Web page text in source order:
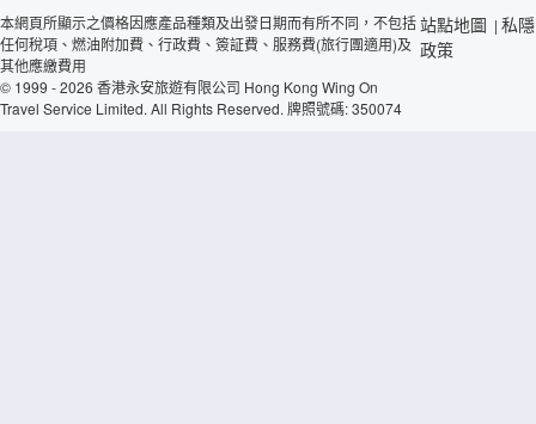
本網頁所顯示之價格因應產品種類及出發日期而有所不同，不包括
任何稅項、燃油附加費、行政費、簽証費、服務費(旅行團適用)及
其他應繳費用
© 1999 - 2026 香港永安旅遊有限公司 Hong Kong Wing On
Travel Service Limited. All Rights Reserved. 牌照號碼: 350074
站點地圖 | 私隱
政策